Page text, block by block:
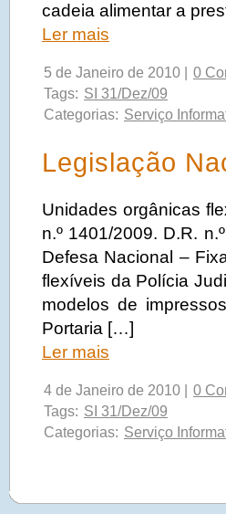
cadeia alimentar a
Ler mais
5 de Janeiro de 2010 |
0
Tags: SI 31/Dez/09
Categorias: Serviço
Legislação
Unidades orgânicas
n.º 1401/2009. D.R.
Defesa Nacional –
flexíveis da Polícia
modelos de
Portaria […]
Ler mais
4 de Janeiro de 2010 |
0
Tags: SI 31/Dez/09
Categorias: Serviço